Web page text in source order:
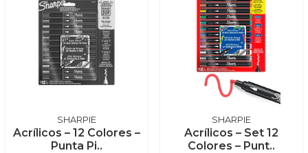
SHARPIE
Acrílicos – 12 Colores –
Punta Pi..
SHARPIE
Acrílicos – Set 12
Colores – Punt..